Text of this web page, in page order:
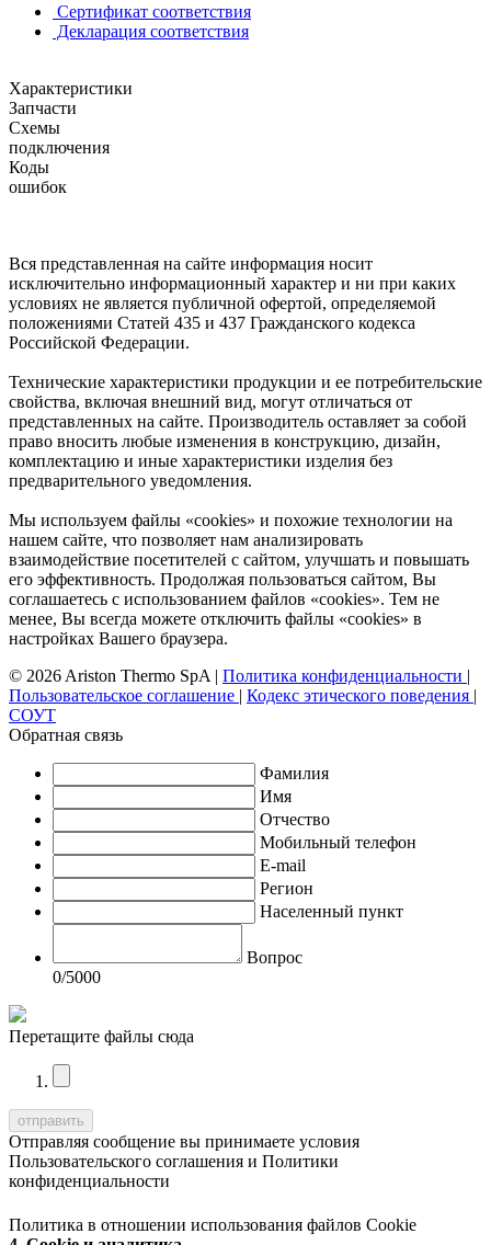
Сертификат соответствия
Декларация соответствия
Характеристики
Запчасти
Схемы
подключения
Коды
ошибок
Вся представленная на сайте информация носит
исключительно информационный характер и ни при каких
условиях не является публичной офертой, определяемой
положениями Статей 435 и 437 Гражданского кодекса
Российской Федерации.
Технические характеристики продукции и ее потребительские
свойства, включая внешний вид, могут отличаться от
представленных на сайте. Производитель оставляет за собой
право вносить любые изменения в конструкцию, дизайн,
комплектацию и иные характеристики изделия без
предварительного уведомления.
Мы используем файлы «cookies» и похожие технологии на
нашем сайте, что позволяет нам анализировать
взаимодействие посетителей с сайтом, улучшать и повышать
его эффективность. Продолжая пользоваться сайтом, Вы
соглашаетесь с использованием файлов «cookies». Тем не
менее, Вы всегда можете отключить файлы «cookies» в
настройках Вашего браузера.
© 2026 Ariston Thermo SpA | Политика конфиденциальности |
Пользовательское соглашение | Кодекс этического поведения |
СОУТ
Обратная связь
Фамилия
Имя
Отчество
Мобильный телефон
E-mail
Регион
Населенный пункт
Вопрос
0/5000
Перетащите файлы сюда
Отправляя сообщение вы принимаете условия
Пользовательского соглашения и Политики
конфиденциальности
Политика в отношении использования файлов Cookie